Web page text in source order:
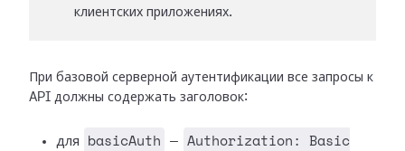
клиентских приложениях.
При базовой серверной аутентификации все запросы к
API должны содержать заголовок:
для basicAuth —
Authorization: Basic